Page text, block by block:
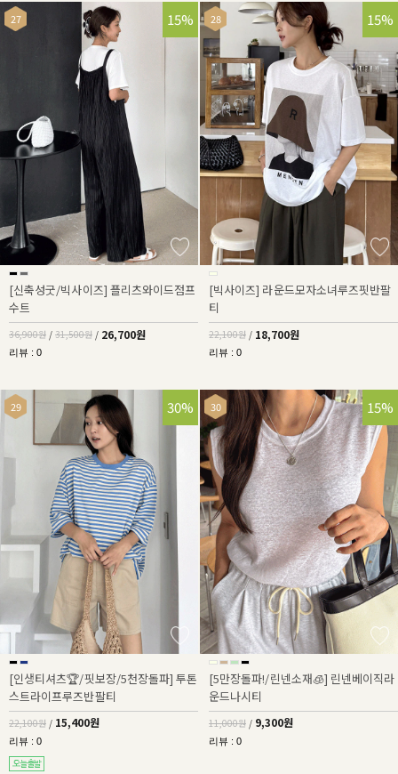
28%
15%
[신축성굿/빅사이즈] 플리츠와이드점프
수트
36,900원 / 31,500원 / 26,700원
리뷰 : 0
15%
[빅사이즈] 라운드모자소녀루즈핏반팔
티
22,100원 / 18,700원
리뷰 : 0
30%
[인생티셔츠🏆/핏보장/5천장돌파] 투톤
스트라이프루즈반팔티
22,100원 / 15,400원
리뷰 : 0
15%
[5만장돌파!/린넨소재🧊] 린넨베이직라
운드나시티
11,000원 / 9,300원
리뷰 : 0